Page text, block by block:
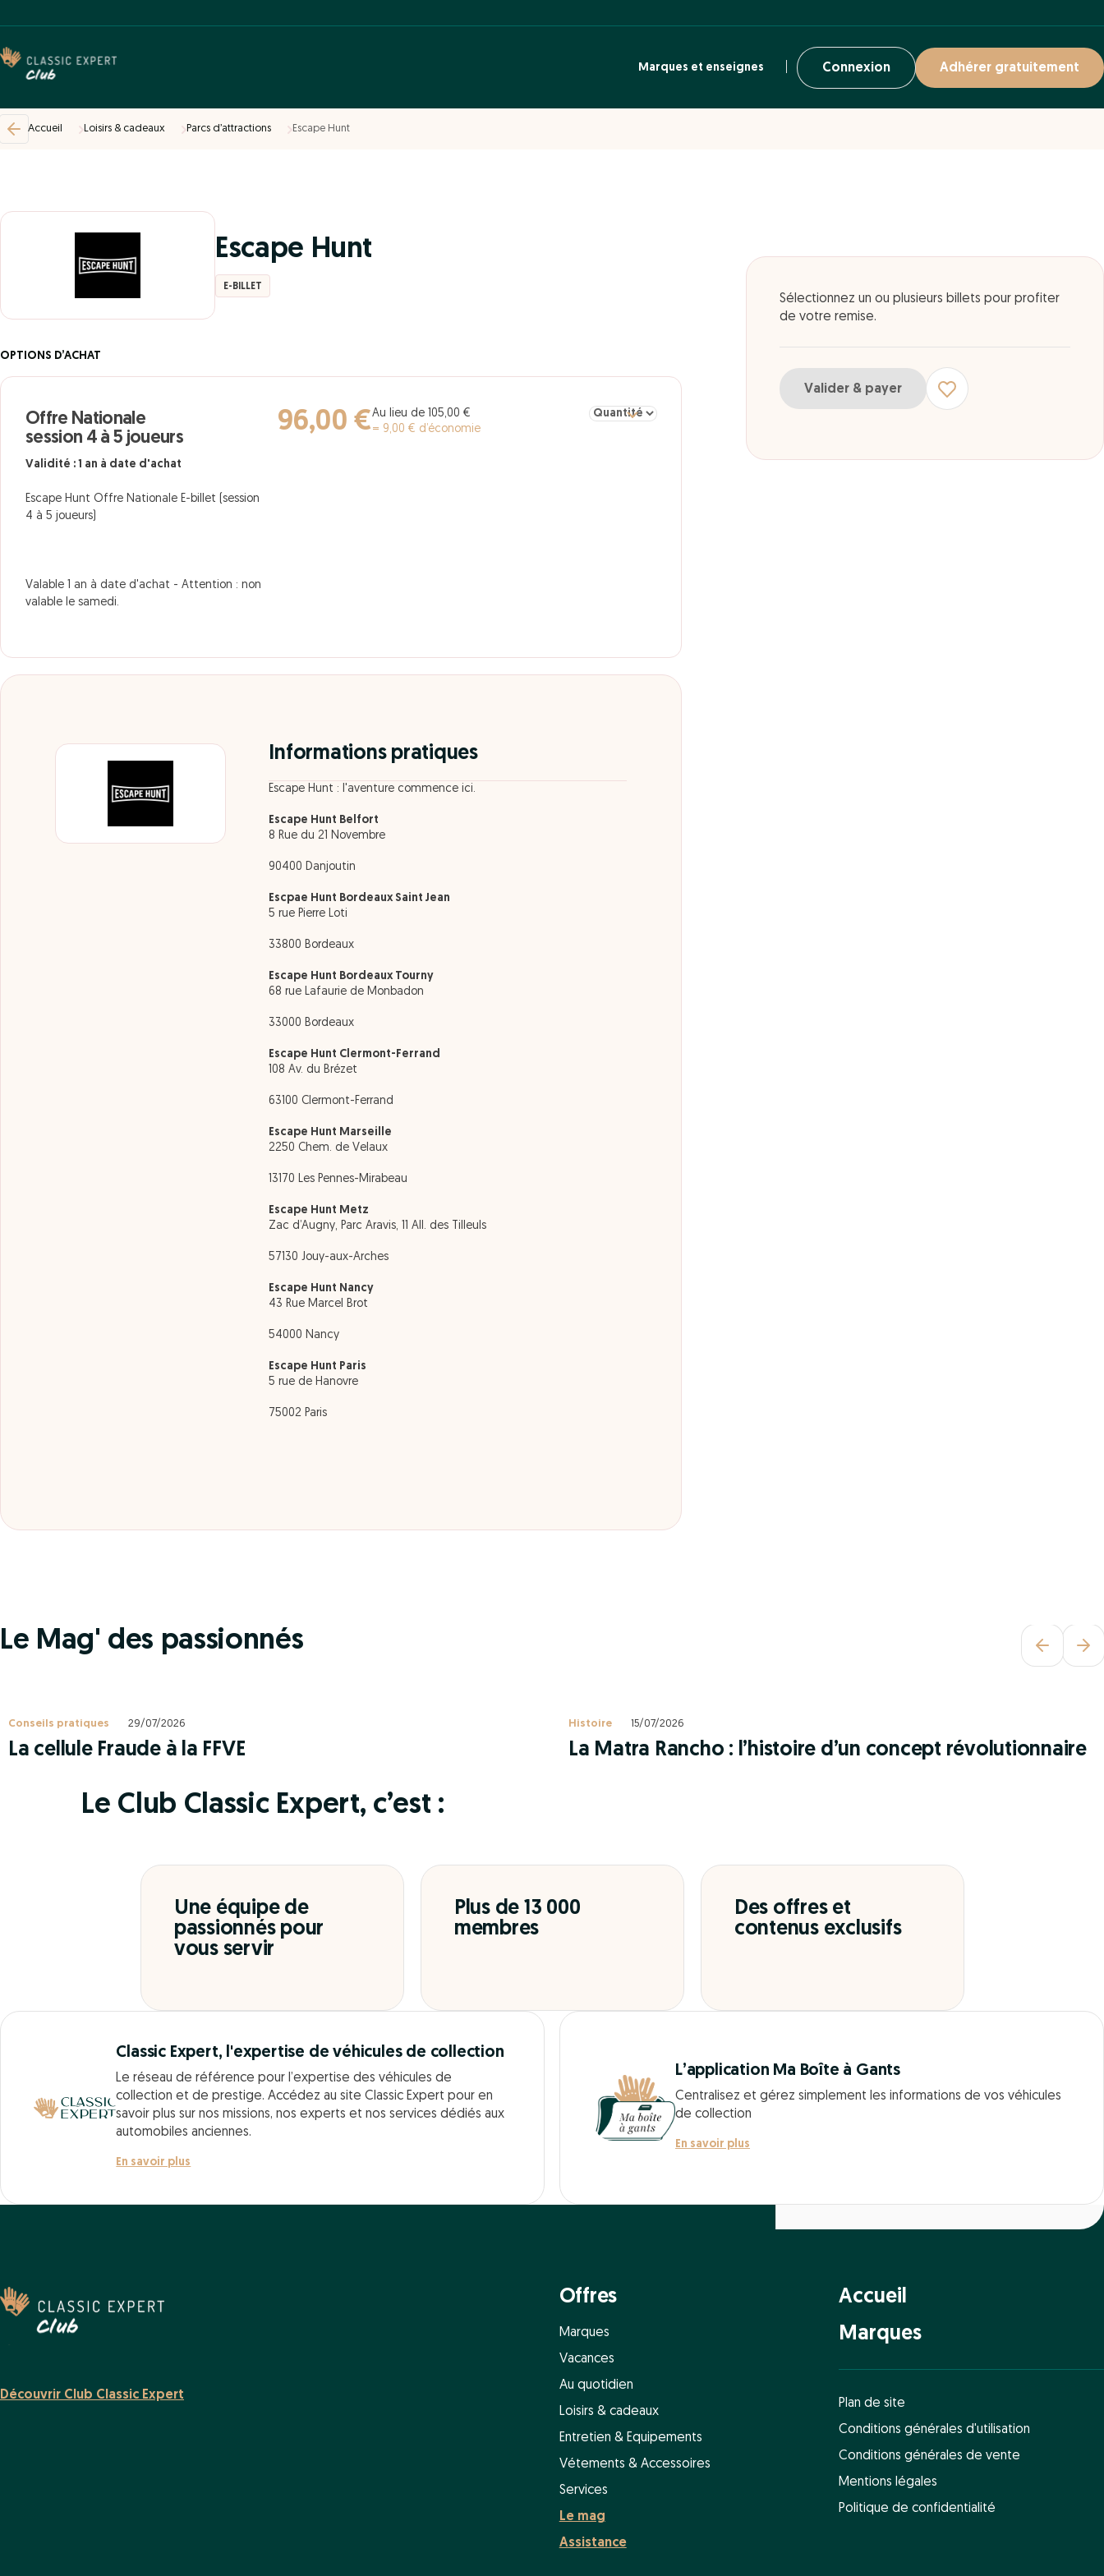
Marques et enseignes Connexion Adhérer gratuitement
Accueil Loisirs & cadeaux Parcs d’attractions Escape Hunt
Escape Hunt
E-BILLET
OPTIONS D’ACHAT
Offre Nationale
session 4 à 5 joueurs
Validité : 1 an à date d'achat
Escape Hunt Offre Nationale E-billet (session
4 à 5 joueurs)
Valable 1 an à date d'achat - Attention : non
valable le samedi.
96,00 €Au lieu de 105,00 €
= 9,00 € d’économie
Sélectionner la quantité pour Offre Nationale session 4 à 5 joueurs
Informations pratiques
Escape Hunt : l'aventure commence ici.
Escape Hunt Belfort
8 Rue du 21 Novembre
90400 Danjoutin
Escpae Hunt Bordeaux Saint Jean
5 rue Pierre Loti
33800 Bordeaux
Escape Hunt Bordeaux Tourny
68 rue Lafaurie de Monbadon
33000 Bordeaux
Escape Hunt Clermont-Ferrand
108 Av. du Brézet
63100 Clermont-Ferrand
Escape Hunt Marseille
2250 Chem. de Velaux
13170 Les Pennes-Mirabeau
Escape Hunt Metz
Zac d’Augny, Parc Aravis, 11 All. des Tilleuls
57130 Jouy-aux-Arches
Escape Hunt Nancy
43 Rue Marcel Brot
54000 Nancy
Escape Hunt Paris
5 rue de Hanovre
75002 Paris
Sélectionnez un ou plusieurs billets pour profiter
de votre remise.
Valider & payer
Le Mag' des passionnés
Conseils pratiques 29/07/2026
La cellule Fraude à la FFVE
Histoire 15/07/2026
La Matra Rancho : l’histoire d’un concept révolutionnaire
Le Club Classic Expert, c’est :
Une équipe de
passionnés pour
vous servir
Plus de 13 000
membres
Des offres et
contenus exclusifs
Classic Expert, l'expertise de véhicules de collection
Le réseau de référence pour l’expertise des véhicules de
collection et de prestige. Accédez au site Classic Expert pour en
savoir plus sur nos missions, nos experts et nos services dédiés aux
automobiles anciennes.
En savoir plus
L’application Ma Boîte à Gants
Centralisez et gérez simplement les informations de vos véhicules
de collection
En savoir plus
Découvrir Club Classic Expert
Offres
Marques
Vacances
Au quotidien
Loisirs & cadeaux
Entretien & Equipements
Vétements & Accessoires
Services
Le mag
Assistance
Accueil
Marques
Plan de site
Conditions générales d'utilisation
Conditions générales de vente
Mentions légales
Politique de confidentialité